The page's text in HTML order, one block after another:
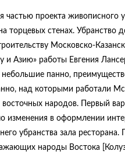
частью проекта живописного
торцевых стенах.
Московско-
и Азию» работы Евгения
небольшие панно,
над которыми работали
народов. Первый
изменения в оформлении
убранства зала
народы Востока